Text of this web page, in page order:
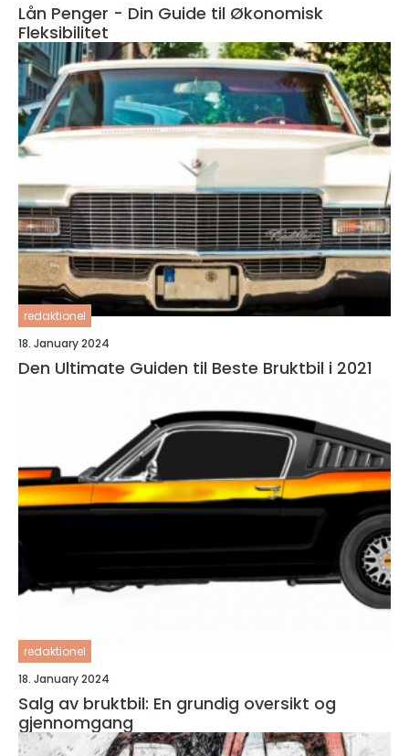
Lån Penger - Din Guide til Økonomisk
Fleksibilitet
redaktionel
18. January 2024
Den Ultimate Guiden til Beste Bruktbil i 2021
redaktionel
18. January 2024
Salg av bruktbil: En grundig oversikt og
gjennomgang